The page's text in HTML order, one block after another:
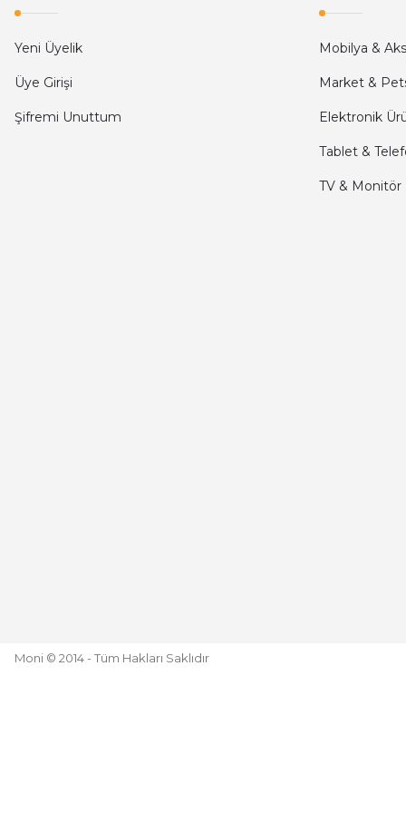
kargo hızlı
mehmet yıldız | 19/06/2025
seiko astron kordon 7x52
Yeni Üyelik
Üye Girişi
Şifremi Unuttum
Mobilya &
Market &
Elektronik
Tablet &
TV & Monitör
Moni © 2014 - Tüm Hakları Saklıdır